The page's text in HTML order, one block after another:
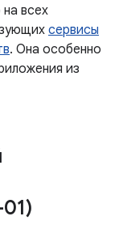
всех
сервисы
. Она особенно
из